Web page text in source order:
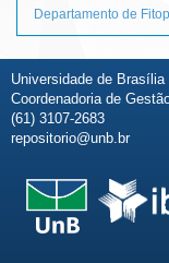
Departamento de
Universidade de
Coordenadoria de
(61) 3107-2683
repositorio@unb.br